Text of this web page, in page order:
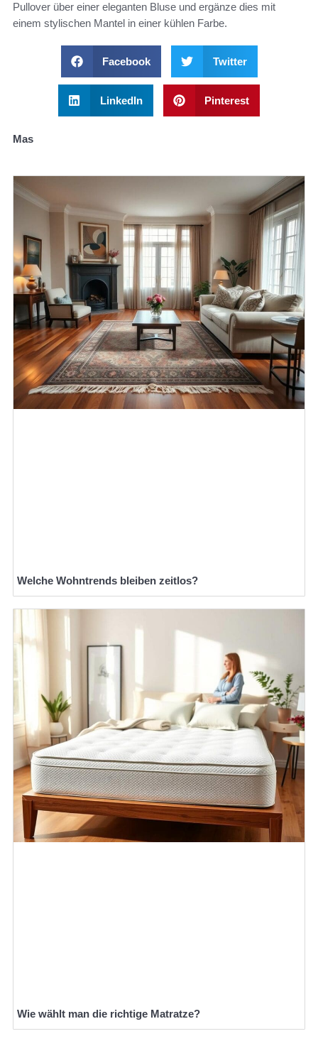
Pullover über einer eleganten Bluse und ergänze dies mit
einem stylischen Mantel in einer kühlen Farbe.
Facebook Twitter
LinkedIn Pinterest
Mas
Welche Wohntrends bleiben zeitlos?
Wie wählt man die richtige Matratze?